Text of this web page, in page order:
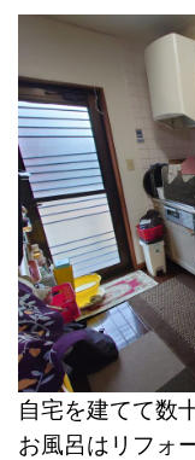
自宅を建てて数
お風呂はリフォ